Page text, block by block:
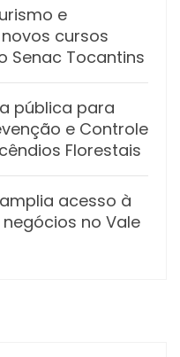
e
cursos
Senac Tocantins
pública para
e Controle
Florestais
acesso à
no Vale